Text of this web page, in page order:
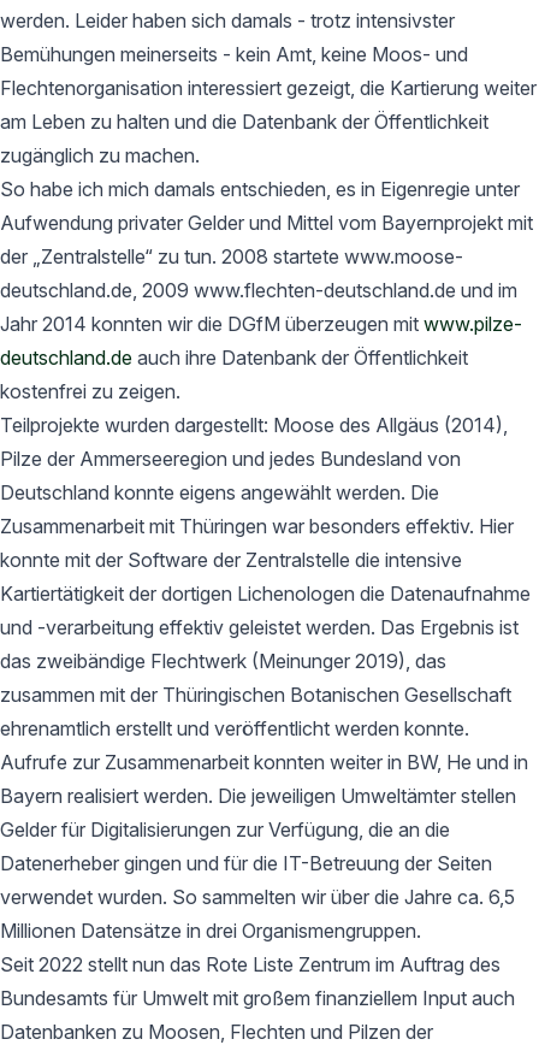
werden. Leider haben sich damals - trotz intensivster
Bemühungen meinerseits - kein Amt, keine Moos- und
Flechtenorganisation interessiert gezeigt, die Kartierung weiter
am Leben zu halten und die Datenbank der Öffentlichkeit
zugänglich zu machen.
So habe ich mich damals entschieden, es in Eigenregie unter
Aufwendung privater Gelder und Mittel vom Bayernprojekt mit
der „Zentralstelle“ zu tun. 2008 startete www.moose-
deutschland.de, 2009 www.flechten-deutschland.de und im
Jahr 2014 konnten wir die DGfM überzeugen mit www.pilze-
deutschland.de auch ihre Datenbank der Öffentlichkeit
kostenfrei zu zeigen.
Teilprojekte wurden dargestellt: Moose des Allgäus (2014),
Pilze der Ammerseeregion und jedes Bundesland von
Deutschland konnte eigens angewählt werden. Die
Zusammenarbeit mit Thüringen war besonders effektiv. Hier
konnte mit der Software der Zentralstelle die intensive
Kartiertätigkeit der dortigen Lichenologen die Datenaufnahme
und -verarbeitung effektiv geleistet werden. Das Ergebnis ist
das zweibändige Flechtwerk (Meinunger 2019), das
zusammen mit der Thüringischen Botanischen Gesellschaft
ehrenamtlich erstellt und veröffentlicht werden konnte.
Aufrufe zur Zusammenarbeit konnten weiter in BW, He und in
Bayern realisiert werden. Die jeweiligen Umweltämter stellen
Gelder für Digitalisierungen zur Verfügung, die an die
Datenerheber gingen und für die IT-Betreuung der Seiten
verwendet wurden. So sammelten wir über die Jahre ca. 6,5
Millionen Datensätze in drei Organismengruppen.
Seit 2022 stellt nun das Rote Liste Zentrum im Auftrag des
Bundesamts für Umwelt mit großem finanziellem Input auch
Datenbanken zu Moosen, Flechten und Pilzen der